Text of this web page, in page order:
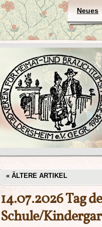
Neues
« ÄLTERE ARTIKEL
14.07.2026 Tag
Schule/